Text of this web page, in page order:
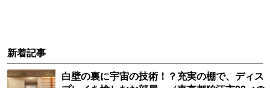
新着記事
白壁の裏に宇宙の技術！？充実の棚で、ディス